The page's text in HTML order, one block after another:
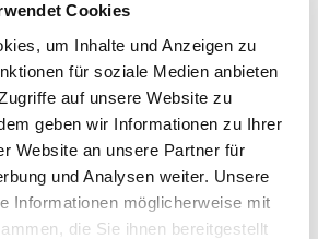
Cookies
um Inhalte und Anzeigen zu
für soziale Medien anbieten
auf unsere Website zu
geben wir Informationen zu Ihrer
Website an unsere Partner für
und Analysen weiter. Unsere
Informationen möglicherweise mit
die Sie ihnen bereitgestellt